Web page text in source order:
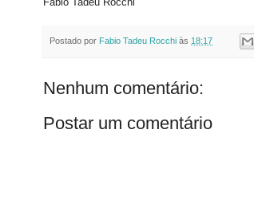
Postado por Fabio Tadeu Rocchi às 18:17
Nenhum comentário:
Postar um comentário